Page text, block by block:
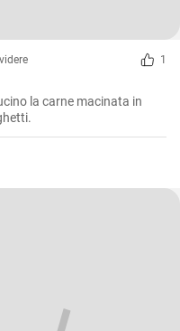
1
la carne macinata in